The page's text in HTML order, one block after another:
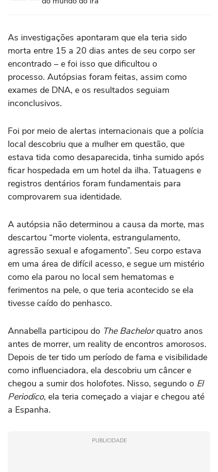
As investigações apontaram que ela teria sido
morta entre 15 a 20 dias antes de seu corpo ser
encontrado – e foi isso que dificultou o
processo. Autópsias foram feitas, assim como
exames de DNA, e os resultados seguiam
inconclusivos.
Foi por meio de alertas internacionais que a polícia
local descobriu que a mulher em questão, que
estava tida como desaparecida, tinha sumido após
ficar hospedada em um hotel da ilha. Tatuagens e
registros dentários foram fundamentais para
comprovarem sua identidade.
A autópsia não determinou a causa da morte, mas
descartou “morte violenta, estrangulamento,
agressão sexual e afogamento”. Seu corpo estava
em uma área de difícil acesso, e segue um mistério
como ela parou no local sem hematomas e
ferimentos na pele, o que teria acontecido se ela
tivesse caído do penhasco.
Annabella participou do The Bachelorquatro anos
antes de morrer, um reality de encontros amorosos.
Depois de ter tido um período de fama e visibilidade
como influenciadora, ela descobriu um câncer e
chegou a sumir dos holofotes. Nisso, segundo o El
Periodico, ela teria começado a viajar e chegou até
a Espanha.
PUBLICIDADE